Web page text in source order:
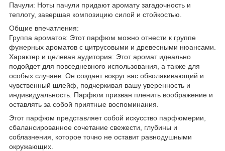
Пачули: Ноты пачули придают аромату загадочность и
теплоту, завершая композицию силой и стойкостью.
Общие впечатления:
Группа ароматов: Этот парфюм можно отнести к группе
фужерных ароматов с цитрусовыми и древесными нюансами.
Характер и целевая аудитория: Этот аромат идеально
подойдет для повседневного использования, а также для
особых случаев. Он создает вокруг вас обволакивающий и
чувственный шлейф, подчеркивая вашу уверенность и
индивидуальность. Парфюм призван пленить воображение и
оставлять за собой приятные воспоминания.
Этот парфюм представляет собой искусство парфюмерии,
сбалансированное сочетание свежести, глубины и
соблазнения, которое точно не оставит равнодушными
окружающих.